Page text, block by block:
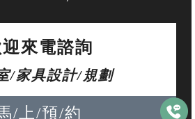
來電諮詢
/家具設計/規劃
/上/預/約